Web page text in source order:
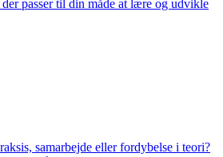
passer til din måde at lære og udvikle
samarbejde eller fordybelse i teori?